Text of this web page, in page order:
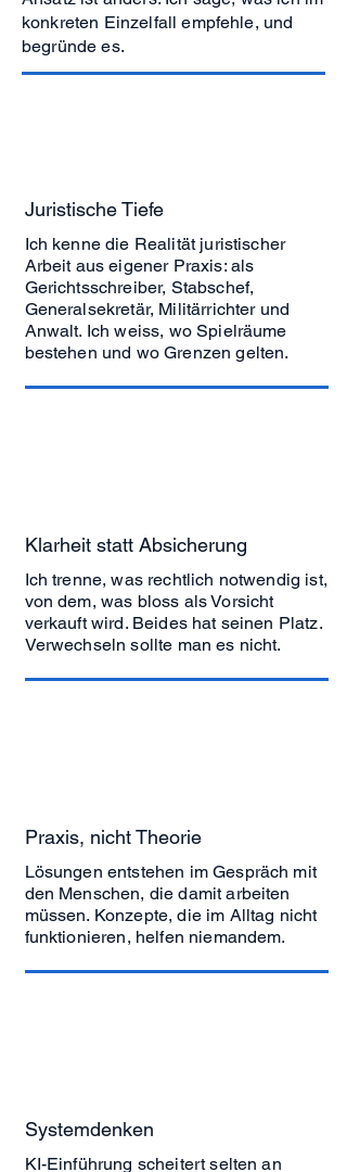
konkreten Einzelfall empfehle, und
begründe es.
Juristische Tiefe
Ich kenne die Realität juristischer
Arbeit aus eigener Praxis: als
Gerichtsschreiber, Stabschef,
Generalsekretär, Militärrichter und
Anwalt. Ich weiss, wo Spielräume
bestehen und wo Grenzen gelten.
Klarheit statt Absicherung
Ich trenne, was rechtlich notwendig ist,
von dem, was bloss als Vorsicht
verkauft wird. Beides hat seinen Platz.
Verwechseln sollte man es nicht.
Praxis, nicht Theorie
Lösungen entstehen im Gespräch mit
den Menschen, die damit arbeiten
müssen. Konzepte, die im Alltag nicht
funktionieren, helfen niemandem.
Systemdenken
KI-Einführung scheitert selten an